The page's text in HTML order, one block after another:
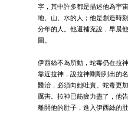
字，其中許多都是描述他為宇
地、山、水的人；他是創造時
分年的人。他還補充說，早晨
圖。
伊西絲不為所動，蛇毒仍在拉
靠近拉神，說拉神剛剛列出的
醫治，必須向她吐實。蛇毒更
厲害。拉神已筋疲力盡了，他
離開他的肚子，進入伊西絲的